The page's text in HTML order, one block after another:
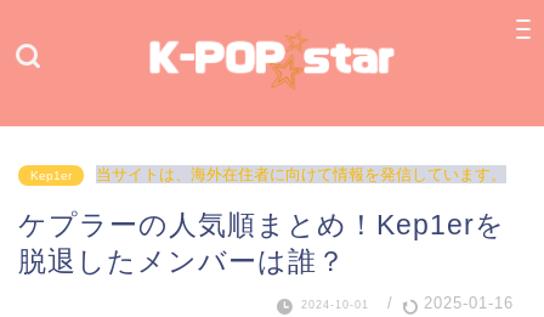
Kep1er 当サイトは、海外在住者に向けて情報を発信しています。
ケプラーの人気順まとめ！Kep1erを
脱退したメンバーは誰？
2024-10-01 / 2025-01-16